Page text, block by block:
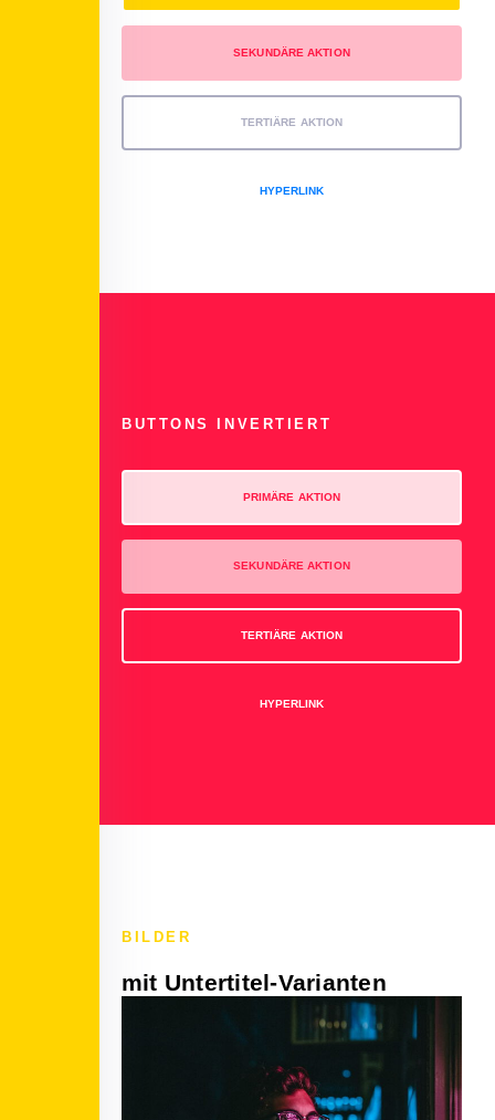
SEKUNDÄRE AKTION
TERTIÄRE AKTION
HYPERLINK
BUTTONS INVERTIERT
PRIMÄRE AKTION
SEKUNDÄRE AKTION
TERTIÄRE AKTION
HYPERLINK
BILDER
mit Untertitel-Varianten